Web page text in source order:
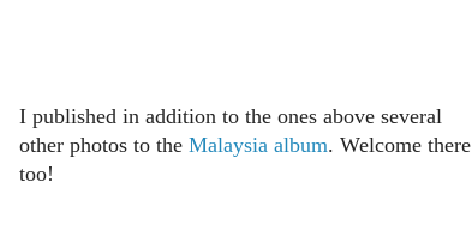
I published in addition to the ones above several
other photos to the Malaysia album. Welcome there
too!